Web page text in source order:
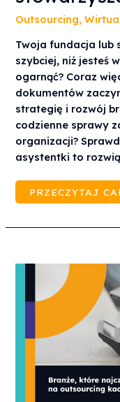
Outsourcing,
Twoja fundacja lub
szybciej, niż jesteś
ogarnąć? Coraz
dokumentów
strategię i rozwój
codzienne sprawy
organizacji?
asystentki to
I
STOWARZYSZEŃ
PRZECZYTAJ